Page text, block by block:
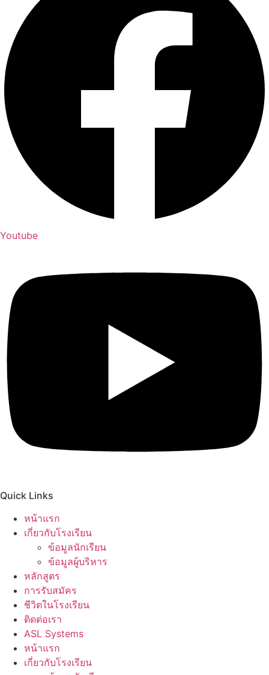
Youtube
Quick Links
หน้าแรก
เกี่ยวกับโรงเรียน
ข้อมูลนักเรียน
ข้อมูลผู้บริหาร
หลักสูตร
การรับสมัคร
ชีวิตในโรงเรียน
ติดต่อเรา
ASL Systems
หน้าแรก
เกี่ยวกับโรงเรียน